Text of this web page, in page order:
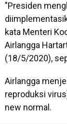
"Presiden
kata Menteri
Airlangga
(18/5/2020),
Airlangga
reproduksi
new normal.